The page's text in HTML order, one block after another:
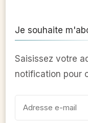
Je souhaite
Saisissez votre
notification pour
e-